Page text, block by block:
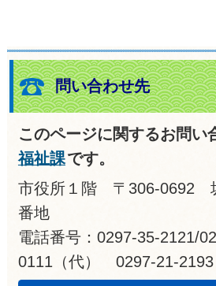
問い合わせ先
このページに関するお問い
福祉課です。
市役所１階 〒306-0692
番地
電話番号：0297-35-2121/
0111（代） 0297-21-2193